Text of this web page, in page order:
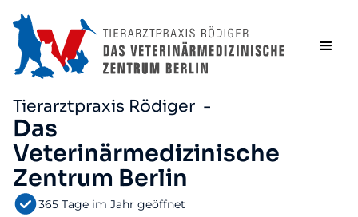
Tierarztpraxis Rödiger -
Das
Veterinärmedizinische
Zentrum Berlin
365 Tage im Jahr geöffnet